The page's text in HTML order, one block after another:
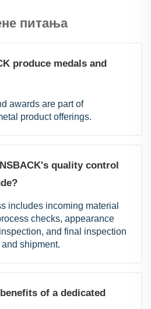
питања
produce medals and
awards are part of
product offerings.
quality control
includes incoming material
checks, appearance
and final inspection
shipment.
of a dedicated